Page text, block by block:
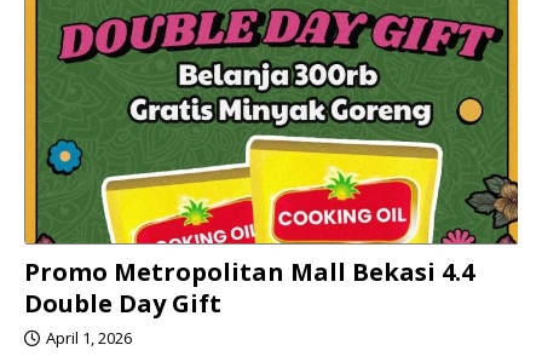
Promo Metropolitan Mall Bekasi 4.4
Double Day Gift
April 1, 2026